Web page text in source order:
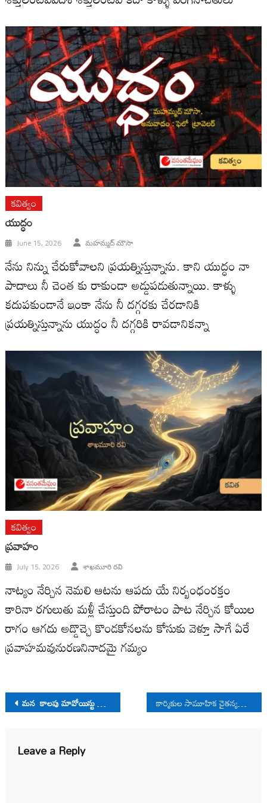
కవిత్వం
యుద్ధం
June 15, 2026 మహమ్మద్ మౌసా
నేను నిన్ను చేరుకోవాలని ప్రయత్నిస్తున్నాను. కాని యుద్ధం నా
పాదాలు నీ చెంత కు రాకుండా అడ్డుపడుతున్నాయి. కాళ్ళు
కదుపకుండానే ఇంకా నేను నీ దగ్గరకు చేరడానికి
ప్రయత్నిస్తున్నాను యుద్ధం నీ దగ్గరికి రావడానికన్నా
కవిత్వం
ప్రవాహం
July 15, 2026 శాఖమూరి రవి
నాట్యం నేర్చిన నెమలి ఆటను ఆపదు యే నిర్బంధంరక్తం
కారినా రగులుతు మళ్లీ చేస్తుంది పోరాటం పాట నేర్చిన కోయిల
రాగం ఆగదు అడ్డొచ్చె కొండకోనలను కోసుకు వెళ్తూ సాగే ఏరే
ప్రవాహమవునురణనినాదమై గమ్యం
Post
navigation
మ‌న‌ కాలపు మావోయిస్టు జీవన సందేశం కార్మికుల సామూహిక చైతన్యమే “స్ట్రైక్” సినిమా సారాంశం
Leave a Reply